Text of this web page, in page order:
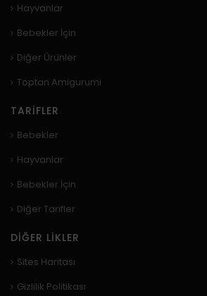
Hayvanlar
Bebekler İçin
Diğer Ürünler
Toptan Amigurumi
TARIFLER
Bebekler
Hayvanlar
Bebekler İçin
Diğer Tarifler
DIĞER LIKLER
Sites Haritası
Gizlilik Politikası